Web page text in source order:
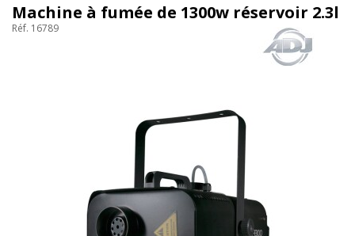
Machine à fumée de 1300w réservoir 2.3l
Réf. 16789